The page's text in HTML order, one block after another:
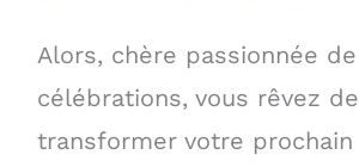
Alors, chère passionnée de
célébrations, vous rêvez de
transformer votre prochain